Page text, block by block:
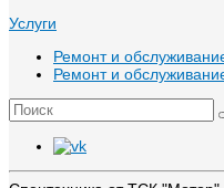
Услуги
Ремонт и
Ремонт и